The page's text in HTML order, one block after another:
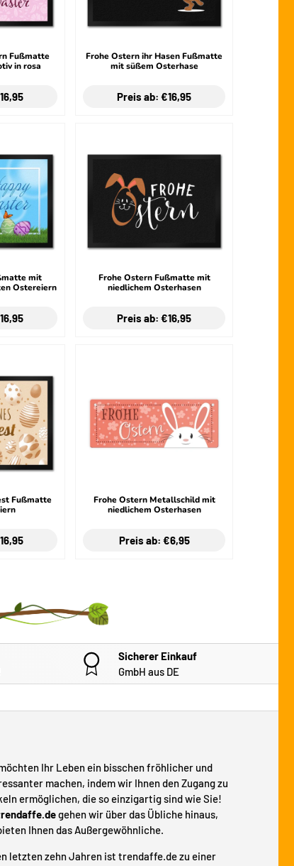
Fußmatte
in rosa
Frohe Ostern ihr Hasen Fußmatte
mit süßem Osterhase
Preis ab: €16,95
mit
Ostereiern
Frohe Ostern Fußmatte mit
niedlichem Osterhasen
Preis ab: €16,95
Fußmatte
Frohe Ostern Metallschild mit
niedlichem Osterhasen
Preis ab: €6,95
Sicherer Einkauf
GmbH aus DE
Ihr Leben ein bisschen fröhlicher und
machen, indem wir Ihnen den Zugang zu
ermöglichen, die so einzigartig sind wie Sie!
gehen wir über das Übliche hinaus,
Ihnen das Außergewöhnliche.
letzten zehn Jahren ist trendaffe.de zu einer